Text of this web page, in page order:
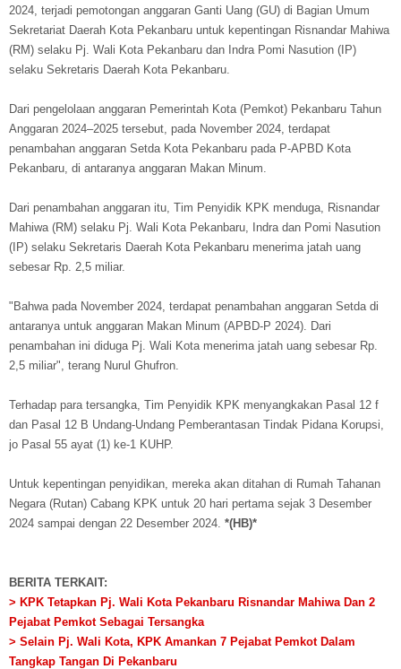
2024, terjadi pemotongan anggaran Ganti Uang (GU) di Bagian Umum
Sekretariat Daerah Kota Pekanbaru untuk kepentingan Risnandar Mahiwa
(RM) selaku Pj. Wali Kota Pekanbaru dan Indra Pomi Nasution (IP)
selaku Sekretaris Daerah Kota Pekanbaru.
Dari pengelolaan anggaran Pemerintah Kota (Pemkot) Pekanbaru Tahun
Anggaran 2024–2025 tersebut, pada November 2024, terdapat
penambahan anggaran Setda Kota Pekanbaru pada P-APBD Kota
Pekanbaru, di antaranya anggaran Makan Minum.
Dari penambahan anggaran itu, Tim Penyidik KPK menduga, Risnandar
Mahiwa (RM) selaku Pj. Wali Kota Pekanbaru, Indra dan Pomi Nasution
(IP) selaku Sekretaris Daerah Kota Pekanbaru menerima jatah uang
sebesar Rp. 2,5 miliar.
"Bahwa pada November 2024, terdapat penambahan anggaran Setda di
antaranya untuk anggaran Makan Minum (APBD-P 2024). Dari
penambahan ini diduga Pj. Wali Kota menerima jatah uang sebesar Rp.
2,5 miliar", terang Nurul Ghufron.
Terhadap para tersangka, Tim Penyidik KPK menyangkakan Pasal 12 f
dan Pasal 12 B Undang-Undang Pemberantasan Tindak Pidana Korupsi,
jo Pasal 55 ayat (1) ke-1 KUHP.
Untuk kepentingan penyidikan, mereka akan ditahan di Rumah Tahanan
Negara (Rutan) Cabang KPK untuk 20 hari pertama sejak 3 Desember
2024 sampai dengan 22 Desember 2024. *(HB)*
BERITA TERKAIT:
> KPK Tetapkan Pj. Wali Kota Pekanbaru Risnandar Mahiwa Dan 2
Pejabat Pemkot Sebagai Tersangka
> Selain Pj. Wali Kota, KPK Amankan 7 Pejabat Pemkot Dalam
Tangkap Tangan Di Pekanbaru